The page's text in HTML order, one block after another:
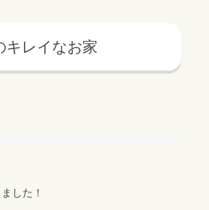
キレイなお家
した！